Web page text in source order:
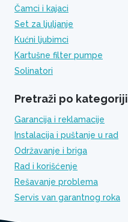
Čamci i kajaci
Set za ljuljanje
Kućni ljubimci
Kartušne filter pumpe
Solinatori
Pretraži po kategoriji
Garancija i reklamacije
Instalacija i puštanje u rad
Održavanje i briga
Rad i korišćenje
Rešavanje problema
Servis van garantnog roka